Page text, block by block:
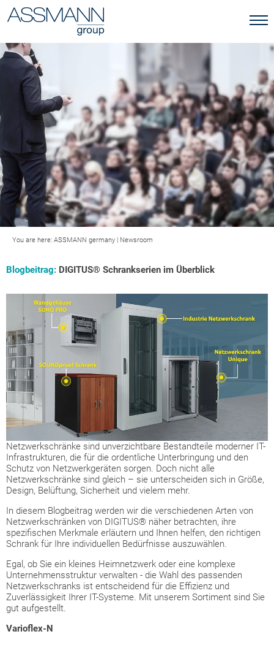
You are here: ASSMANN germany | Newsroom
Blogbeitrag: DIGITUS® Schrankserien im Überblick
Netzwerkschränke sind unverzichtbare Bestandteile moderner IT-
Infrastrukturen, die für die ordentliche Unterbringung und den
Schutz von Netzwerkgeräten sorgen. Doch nicht alle
Netzwerkschränke sind gleich – sie unterscheiden sich in Größe,
Design, Belüftung, Sicherheit und vielem mehr.
In diesem Blogbeitrag werden wir die verschiedenen Arten von
Netzwerkschränken von DIGITUS® näher betrachten, ihre
spezifischen Merkmale erläutern und Ihnen helfen, den richtigen
Schrank für Ihre individuellen Bedürfnisse auszuwählen.
Egal, ob Sie ein kleines Heimnetzwerk oder eine komplexe
Unternehmensstruktur verwalten - die Wahl des passenden
Netzwerkschranks ist entscheidend für die Effizienz und
Zuverlässigkeit Ihrer IT-Systeme. Mit unserem Sortiment sind Sie
gut aufgestellt.
Varioflex-N